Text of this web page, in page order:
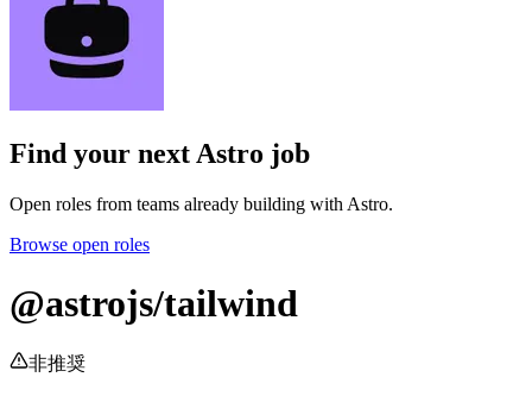
Find your nextAstro job
Open roles from teams already building with Astro.
Browse open roles
@astrojs/tailwind
非推奨